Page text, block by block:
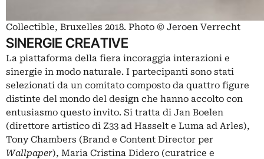
Collectible, Bruxelles 2018. Photo © Jeroen Verrecht
SINERGIE CREATIVE
La piattaforma della fiera incoraggia interazioni e
sinergie in modo naturale. I partecipanti sono stati
selezionati da un comitato composto da quattro figure
distinte del mondo del design che hanno accolto con
entusiasmo questo invito. Si tratta di Jan Boelen
(direttore artistico di Z33 ad Hasselt e Luma ad Arles),
Tony Chambers (Brand e Content Director per
Wallpaper), Maria Cristina Didero (curatrice e